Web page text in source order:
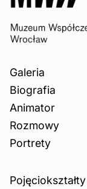
Galeria
Biografia
Animator
Rozmowy
Portrety
Pojęciokształty